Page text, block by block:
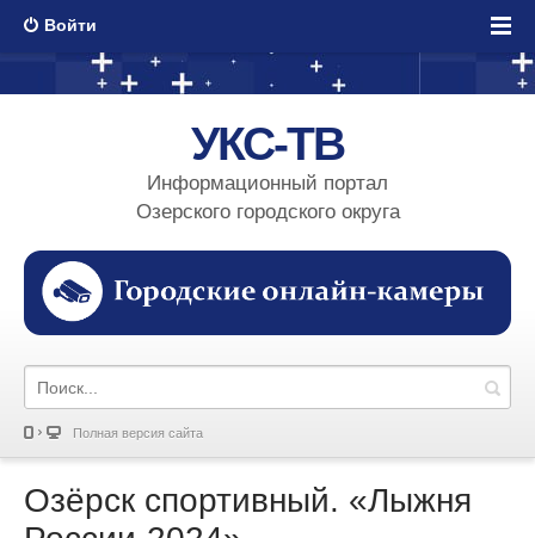
Войти
УКС-ТВ
Информационный портал
Озерского городского округа
Полная версия сайта
Озёрск спортивный. «Лыжня